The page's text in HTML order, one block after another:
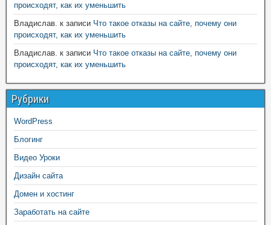
происходят, как их уменьшить
Владислав. к записи Что такое отказы на сайте, почему они
происходят, как их уменьшить
Владислав. к записи Что такое отказы на сайте, почему они
происходят, как их уменьшить
Рубрики
WordPress
Блогинг
Видео Уроки
Дизайн сайта
Домен и хостинг
Заработать на сайте